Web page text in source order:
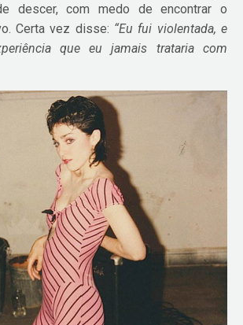
descer, com medo de encontrar o
Certa vez disse: “Eu fui violentada, e
que eu jamais trataria com